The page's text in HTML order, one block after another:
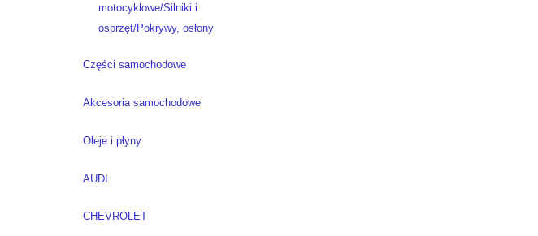
motocyklowe/Silniki i
osprzęt/Pokrywy, osłony
Części samochodowe
Akcesoria samochodowe
Oleje i płyny
AUDI
CHEVROLET